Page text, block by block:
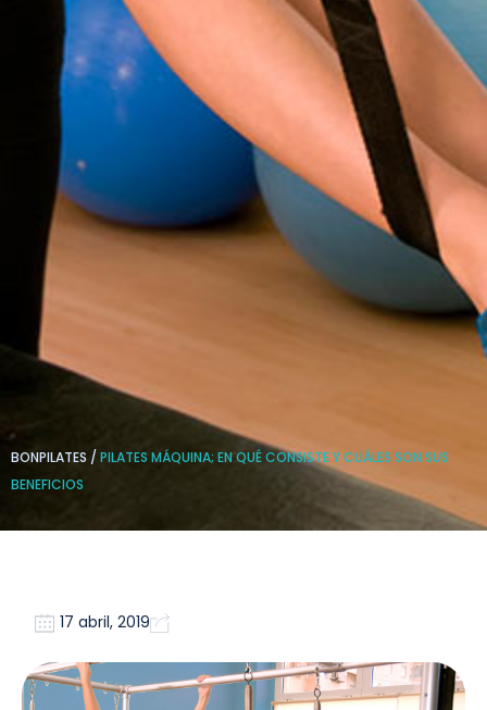
BONPILATES / PILATES MÁQUINA; EN QUÉ CONSISTE Y CUÁLES SON SUS
BENEFICIOS
17 abril, 2019